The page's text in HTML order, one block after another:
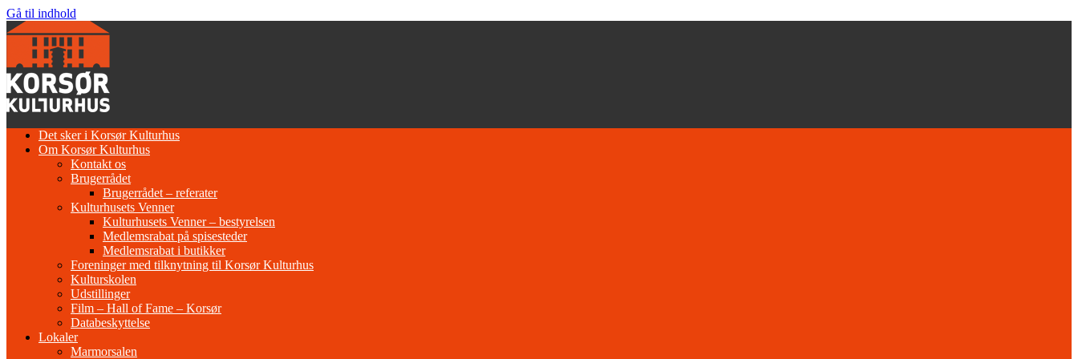
Gå til indhold
Det sker i Korsør Kulturhus
Om Korsør Kulturhus
Kontakt os
Brugerrådet
Brugerrådet – referater
Kulturhusets Venner
Kulturhusets Venner – bestyrelsen
Medlemsrabat på spisesteder
Medlemsrabat i butikker
Foreninger med tilknytning til Korsør Kulturhus
Kulturskolen
Udstillinger
Film – Hall of Fame – Korsør
Databeskyttelse
Lokaler
Marmorsalen